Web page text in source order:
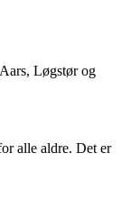
Løgstør og
alle aldre. Det er